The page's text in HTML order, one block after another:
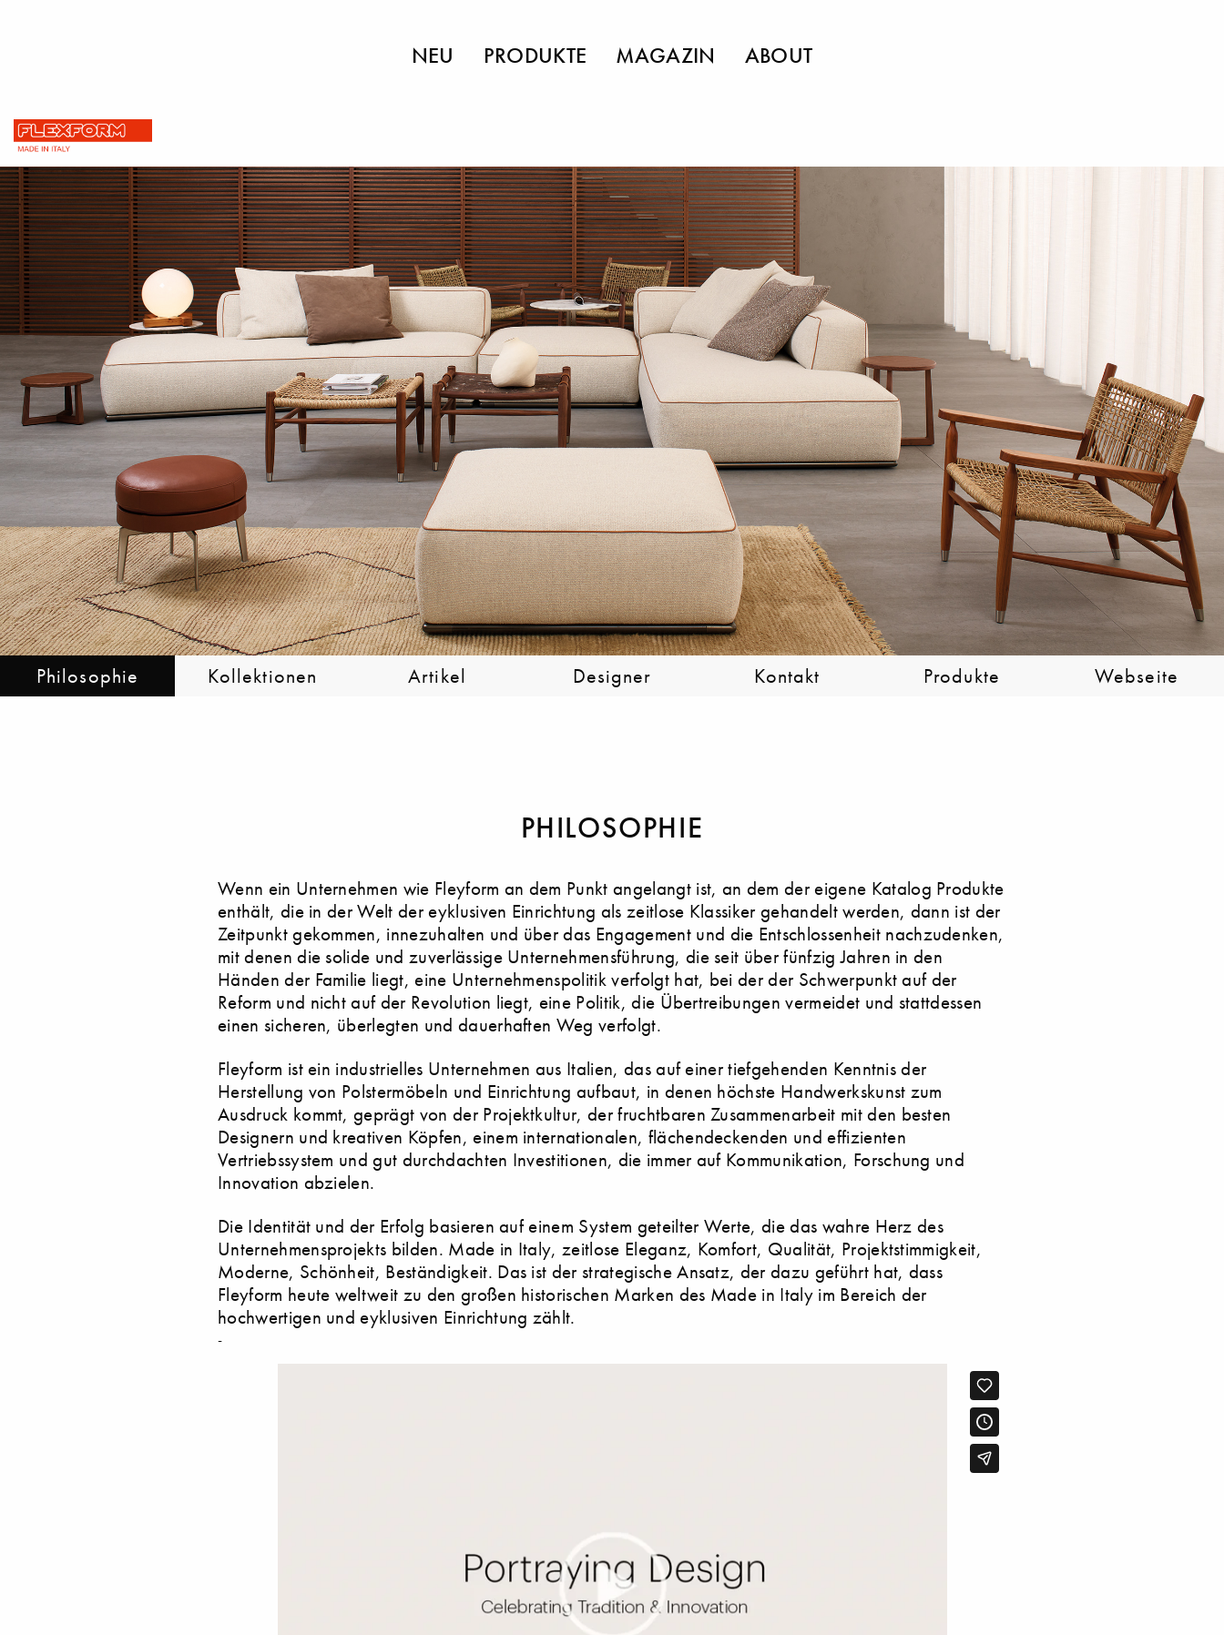
NEU PRODUKTE MAGAZIN ABOUT
Philosophie Kollektionen Artikel Designer Kontakt Produkte Webseite
PHILOSOPHIE
Wenn ein Unternehmen wie Fleyform an dem Punkt angelangt ist, an dem der eigene Katalog Produkte
enthält, die in der Welt der eyklusiven Einrichtung als zeitlose Klassiker gehandelt werden, dann ist der
Zeitpunkt gekommen, innezuhalten und über das Engagement und die Entschlossenheit nachzudenken,
mit denen die solide und zuverlässige Unternehmensführung, die seit über fünfzig Jahren in den
Händen der Familie liegt, eine Unternehmenspolitik verfolgt hat, bei der der Schwerpunkt auf der
Reform und nicht auf der Revolution liegt, eine Politik, die Übertreibungen vermeidet und stattdessen
einen sicheren, überlegten und dauerhaften Weg verfolgt.
Fleyform ist ein industrielles Unternehmen aus Italien, das auf einer tiefgehenden Kenntnis der
Herstellung von Polstermöbeln und Einrichtung aufbaut, in denen höchste Handwerkskunst zum
Ausdruck kommt, geprägt von der Projektkultur, der fruchtbaren Zusammenarbeit mit den besten
Designern und kreativen Köpfen, einem internationalen, flächendeckenden und effizienten
Vertriebssystem und gut durchdachten Investitionen, die immer auf Kommunikation, Forschung und
Innovation abzielen.
Die Identität und der Erfolg basieren auf einem System geteilter Werte, die das wahre Herz des
Unternehmensprojekts bilden. Made in Italy, zeitlose Eleganz, Komfort, Qualität, Projektstimmigkeit,
Moderne, Schönheit, Beständigkeit. Das ist der strategische Ansatz, der dazu geführt hat, dass
Fleyform heute weltweit zu den großen historischen Marken des Made in Italy im Bereich der
hochwertigen und eyklusiven Einrichtung zählt.
-